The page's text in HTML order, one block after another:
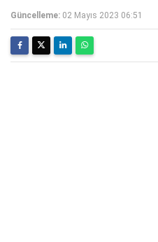
Güncelleme: 02 Mayıs 2023 06:51